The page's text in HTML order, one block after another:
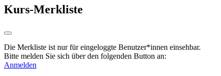
Kurs-Merkliste
Die Merkliste ist nur für eingeloggte Benutzer*innen einsehbar.
Bitte melden Sie sich über den folgenden Button an:
Anmelden